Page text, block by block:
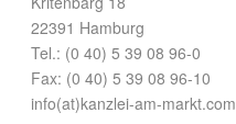
22391 Hamburg
Tel.: (0 40) 5 39 08 96-0
Fax: (0 40) 5 39 08 96-10
info(at)kanzlei-am-markt.com